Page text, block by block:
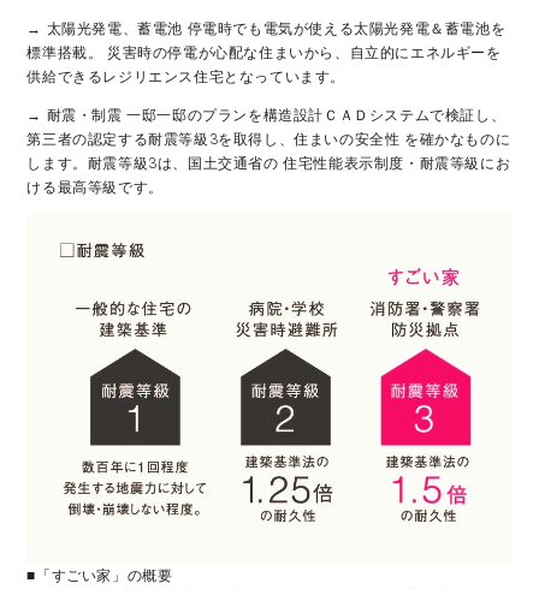
→ 太陽光発電、蓄電池 停電時でも電気が使える太陽光発電＆蓄電池を
標準搭載。 災害時の停電が心配な住まいから、自立的にエネルギーを
供給できるレジリエンス住宅となっています。
→ 耐震・制震 一邸一邸のプランを構造設計ＣＡＤシステムで検証し、
第三者の認定する耐震等級3を取得し、住まいの安全性 を確かなものに
します。耐震等級3は、国土交通省の 住宅性能表示制度・耐震等級にお
ける最高等級です。
■「すごい家」の概要